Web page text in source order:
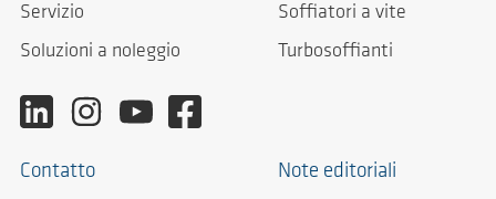
Servizio
Soluzioni a noleggio
Soffiatori a vite
Turbosoffianti
Contatto Note editoriali